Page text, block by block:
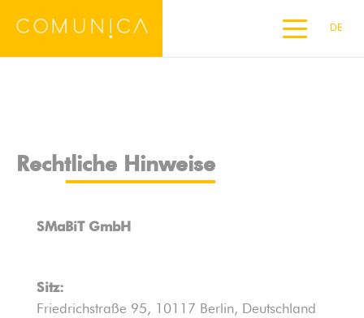
Rechtsvorschriften
Rechtliche Hinweise
SMaBiT GmbH
Sitz:
Friedrichstraße 95, 10117 Berlin, Deutschland
DE